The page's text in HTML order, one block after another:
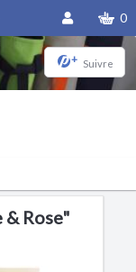
0
+ Suivre
Rose"